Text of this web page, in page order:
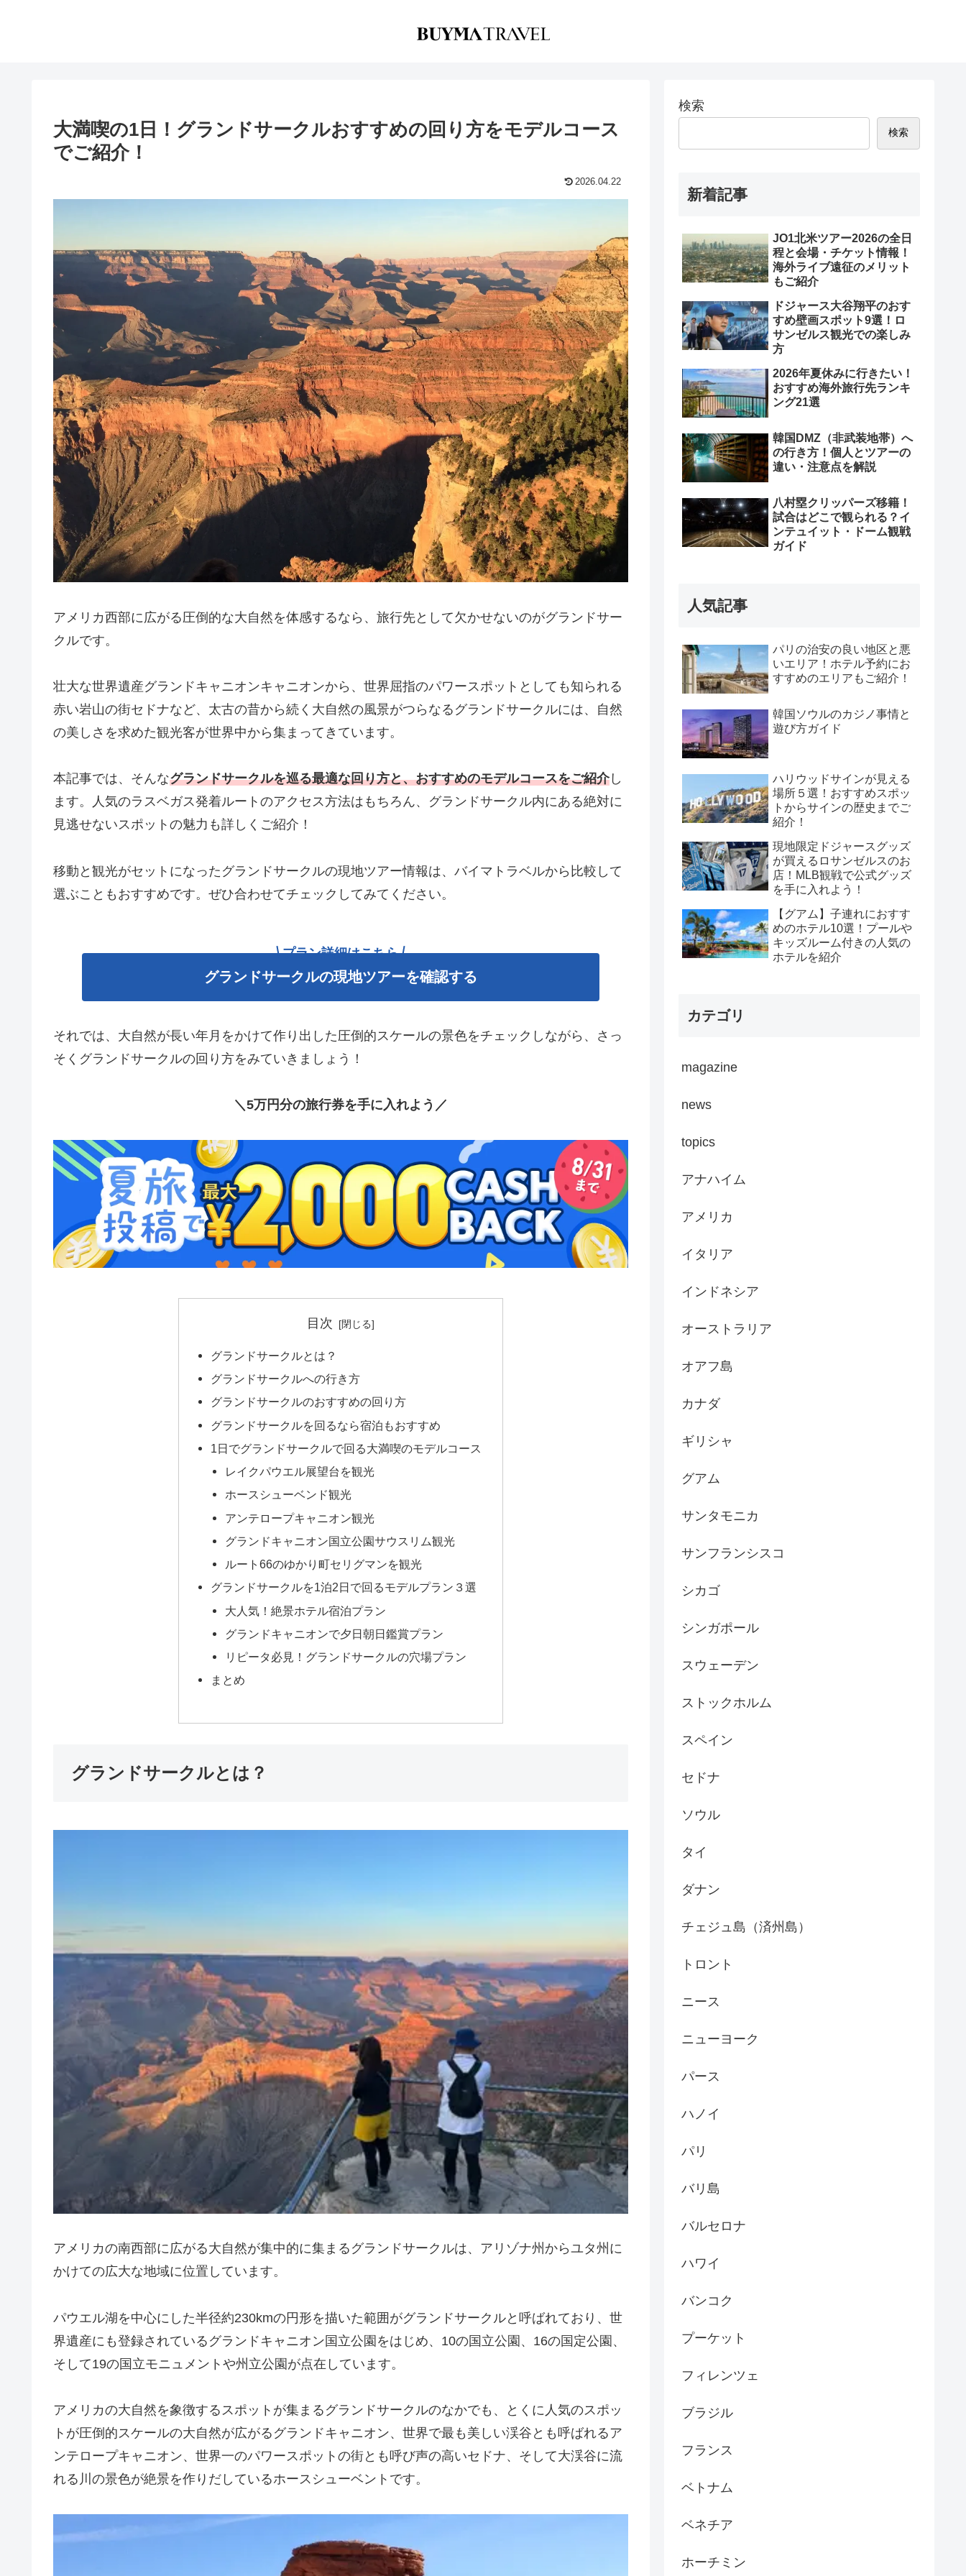
大満喫の1日！グランドサークルおすすめの回り方をモデルコース
でご紹介！
2026.04.22
アメリカ西部に広がる圧倒的な大自然を体感するなら、旅行先として欠かせないのがグランドサー
クルです。
壮大な世界遺産グランドキャニオンキャニオンから、世界屈指のパワースポットとしても知られる
赤い岩山の街セドナなど、太古の昔から続く大自然の風景がつらなるグランドサークルには、自然
の美しさを求めた観光客が世界中から集まってきています。
本記事では、そんなグランドサークルを巡る最適な回り方と、おすすめのモデルコースをご紹介し
ます。人気のラスベガス発着ルートのアクセス方法はもちろん、グランドサークル内にある絶対に
見逃せないスポットの魅力も詳しくご紹介！
移動と観光がセットになったグランドサークルの現地ツアー情報は、バイマトラベルから比較して
選ぶこともおすすめです。ぜひ合わせてチェックしてみてください。
プラン詳細はこちら
グランドサークルの現地ツアーを確認する
それでは、大自然が長い年月をかけて作り出した圧倒的スケールの景色をチェックしながら、さっ
そくグランドサークルの回り方をみていきましょう！
＼5万円分の旅行券を手に入れよう／
目次
グランドサークルとは？
グランドサークルへの行き方
グランドサークルのおすすめの回り方
グランドサークルを回るなら宿泊もおすすめ
1日でグランドサークルで回る大満喫のモデルコース
レイクパウエル展望台を観光
ホースシューベンド観光
アンテロープキャニオン観光
グランドキャニオン国立公園サウスリム観光
ルート66のゆかり町セリグマンを観光
グランドサークルを1泊2日で回るモデルプラン３選
大人気！絶景ホテル宿泊プラン
グランドキャニオンで夕日朝日鑑賞プラン
リピータ必見！グランドサークルの穴場プラン
まとめ
グランドサークルとは？
アメリカの南西部に広がる大自然が集中的に集まるグランドサークルは、アリゾナ州からユタ州に
かけての広大な地域に位置しています。
パウエル湖を中心にした半径約230kmの円形を描いた範囲がグランドサークルと呼ばれており、世
界遺産にも登録されているグランドキャニオン国立公園をはじめ、10の国立公園、16の国定公園、
そして19の国立モニュメントや州立公園が点在しています。
アメリカの大自然を象徴するスポットが集まるグランドサークルのなかでも、とくに人気のスポッ
トが圧倒的スケールの大自然が広がるグランドキャニオン、世界で最も美しい渓谷とも呼ばれるア
ンテロープキャニオン、世界一のパワースポットの街とも呼び声の高いセドナ、そして大渓谷に流
れる川の景色が絶景を作りだしているホースシューベントです。
検索
検索
新着記事
JO1北米ツアー2026の全日
程と会場・チケット情報！
海外ライブ遠征のメリット
もご紹介
ドジャース大谷翔平のおす
すめ壁画スポット9選！ロ
サンゼルス観光での楽しみ
方
2026年夏休みに行きたい！
おすすめ海外旅行先ランキ
ング21選
韓国DMZ（非武装地帯）へ
の行き方！個人とツアーの
違い・注意点を解説
八村塁クリッパーズ移籍！
試合はどこで観られる？イ
ンテュイット・ドーム観戦
ガイド
人気記事
パリの治安の良い地区と悪
いエリア！ホテル予約にお
すすめのエリアもご紹介！
韓国ソウルのカジノ事情と
遊び方ガイド
ハリウッドサインが見える
場所５選！おすすめスポッ
トからサインの歴史までご
紹介！
現地限定ドジャースグッズ
が買えるロサンゼルスのお
店！MLB観戦で公式グッズ
を手に入れよう！
【グアム】子連れにおすす
めのホテル10選！プールや
キッズルーム付きの人気の
ホテルを紹介
カテゴリ
magazine
news
topics
アナハイム
アメリカ
イタリア
インドネシア
オーストラリア
オアフ島
カナダ
ギリシャ
グアム
サンタモニカ
サンフランシスコ
シカゴ
シンガポール
スウェーデン
ストックホルム
スペイン
セドナ
ソウル
タイ
ダナン
チェジュ島（済州島）
トロント
ニース
ニューヨーク
パース
ハノイ
パリ
バリ島
バルセロナ
ハワイ
バンコク
プーケット
フィレンツェ
ブラジル
フランス
ベトナム
ベネチア
ホーチミン